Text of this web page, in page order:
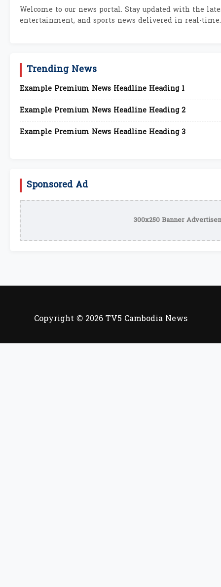
Welcome to our news portal. Stay updated with the
entertainment, and sports news delivered in real-time.
Trending News
Example Premium News Headline Heading 1
Example Premium News Headline Heading 2
Example Premium News Headline Heading 3
Sponsored Ad
300x250 Banner
Copyright © 2026 TV5 Cambodia News